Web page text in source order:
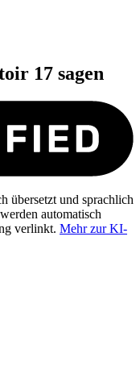
17 sagen
übersetzt und sprachlich
automatisch
verlinkt. Mehr zur KI-